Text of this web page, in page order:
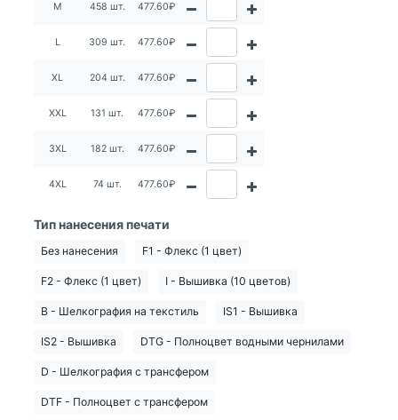
M 458 шт. 477.60₽
L 309 шт. 477.60₽
XL 204 шт. 477.60₽
XXL 131 шт. 477.60₽
3XL 182 шт. 477.60₽
4XL 74 шт. 477.60₽
Тип нанесения печати
Без нанесения F1 - Флекс (1 цвет)
F2 - Флекс (1 цвет) I - Вышивка (10 цветов)
B - Шелкография на текстиль IS1 - Вышивка
IS2 - Вышивка DTG - Полноцвет водными чернилами
D - Шелкография с трансфером
DTF - Полноцвет с трансфером